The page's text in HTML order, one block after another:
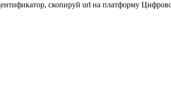
скопируй url на платформу